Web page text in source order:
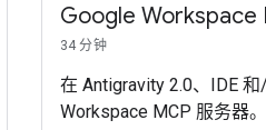
Google Workspace
34 分钟
在 Antigravity 2.0、IDE
Workspace MCP 服务器。